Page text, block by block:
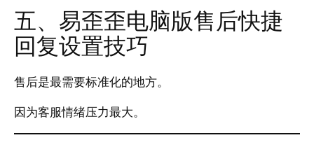
五、易歪歪电脑版售后快捷
回复设置技巧
售后是最需要标准化的地方。
因为客服情绪压力最大。